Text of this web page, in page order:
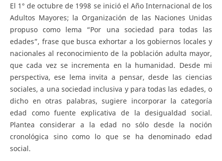
El 1° de octubre de 1998 se inició el Año Internacional de los
Adultos Mayores; la Organización de las Naciones Unidas
propuso como lema “Por una sociedad para todas las
edades”, frase que busca exhortar a los gobiernos locales y
nacionales al reconocimiento de la población adulta mayor,
que cada vez se incrementa en la humanidad. Desde mi
perspectiva, ese lema invita a pensar, desde las ciencias
sociales, a una sociedad inclusiva y para todas las edades, o
dicho en otras palabras, sugiere incorporar la categoría
edad como fuente explicativa de la desigualdad social.
Plantea considerar a la edad no sólo desde la noción
cronológica sino como lo que se ha denominado edad
social.